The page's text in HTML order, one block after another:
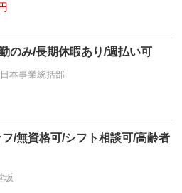
のみ/長期休暇あり/週払い可
本事業統括部
フ/無資格可/シフト相談可/高齢者
坂